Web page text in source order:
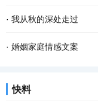
· 我从秋的深处走过
· 婚姻家庭情感文案
快料